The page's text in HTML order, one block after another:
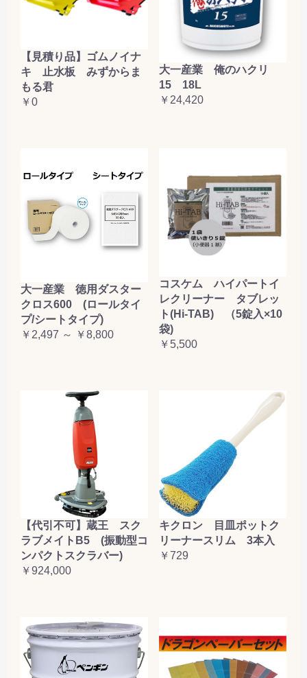
【見積り品】ゴムノイナ
キ 止水板 みずからま
もる君
￥0
大一産業 俺のハクリ
15 18L
￥24,420
大一産業 徳用ダスター
クロス600 (ロールタイ
プ/シートタイプ)
￥2,497 ～ ￥8,800
コスケム ハイパートイ
レクリーナー タブレッ
ト(Hi-TAB) （5錠入×10
袋)
￥5,500
【代引不可】蔵王 スク
ラブメイトB5 (振動型コ
ンパクトスクラバー)
￥924,000
キクロン 目皿ポットク
リーナースリム 3本入
￥729